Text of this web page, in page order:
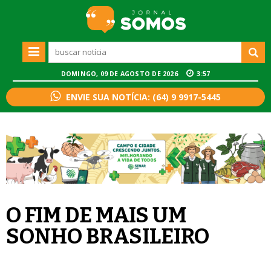
DOMINGO, 09 DE AGOSTO DE 2026 3:57
ENVIE SUA NOTÍCIA: (64) 9 9917-5445
O FIM DE MAIS UM
SONHO BRASILEIRO